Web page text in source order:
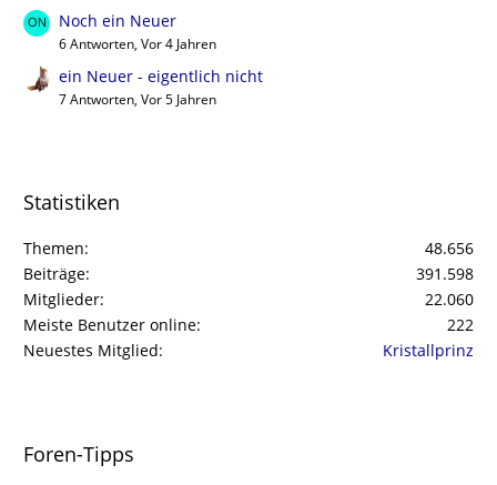
Noch ein Neuer
6 Antworten, Vor 4 Jahren
ein Neuer - eigentlich nicht
7 Antworten, Vor 5 Jahren
Statistiken
Themen
48.656
Beiträge
391.598
Mitglieder
22.060
Meiste Benutzer online
222
Neuestes Mitglied
Kristallprinz
Foren-Tipps